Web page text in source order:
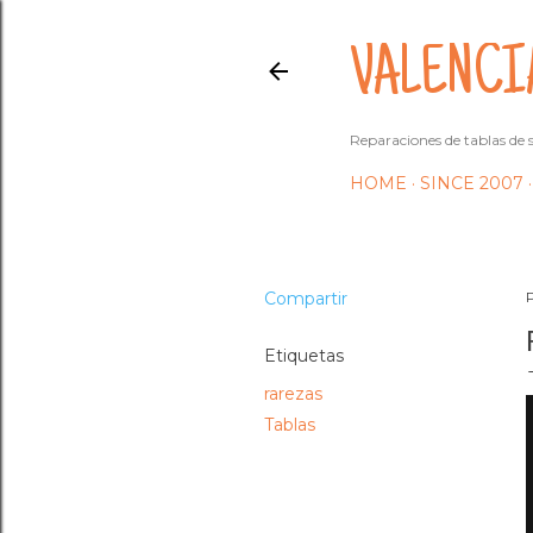
Reparaciones de tablas
HOME SINCE 2007
Compartir
Etiquetas
rarezas
Tablas